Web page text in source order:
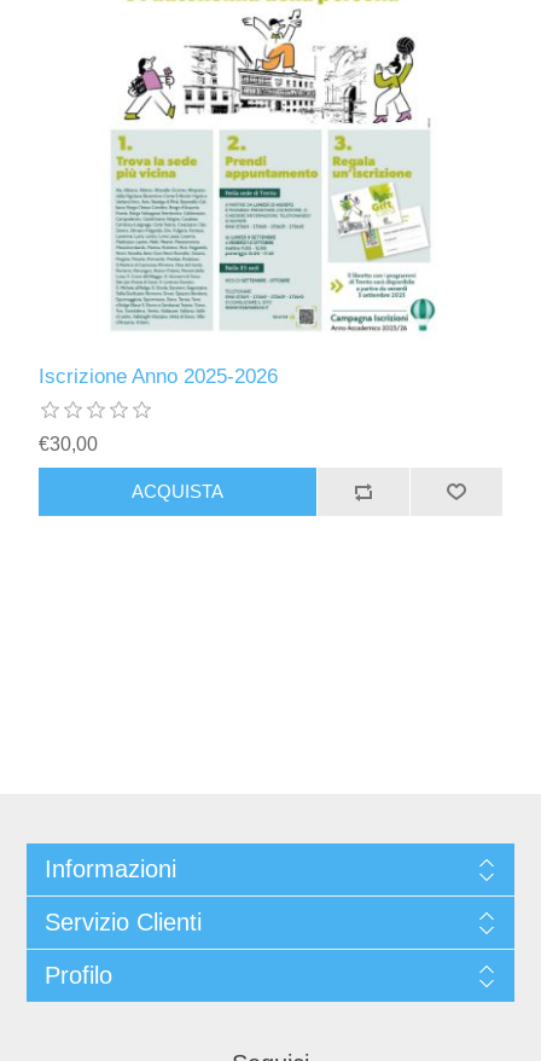
Iscrizione Anno 2025-2026
€30,00
ACQUISTA
Informazioni
Servizio Clienti
Profilo